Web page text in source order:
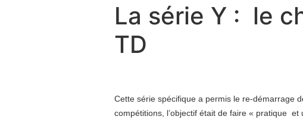
La série Y : le
TD
Cette série spécifique a permis le re-démarrage
compétitions, l’objectif était de faire « pratique